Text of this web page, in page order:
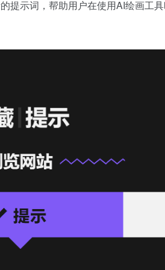
示词，帮助用户在使用AI绘画工